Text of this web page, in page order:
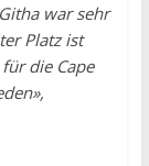
war sehr
Platz ist
die Cape